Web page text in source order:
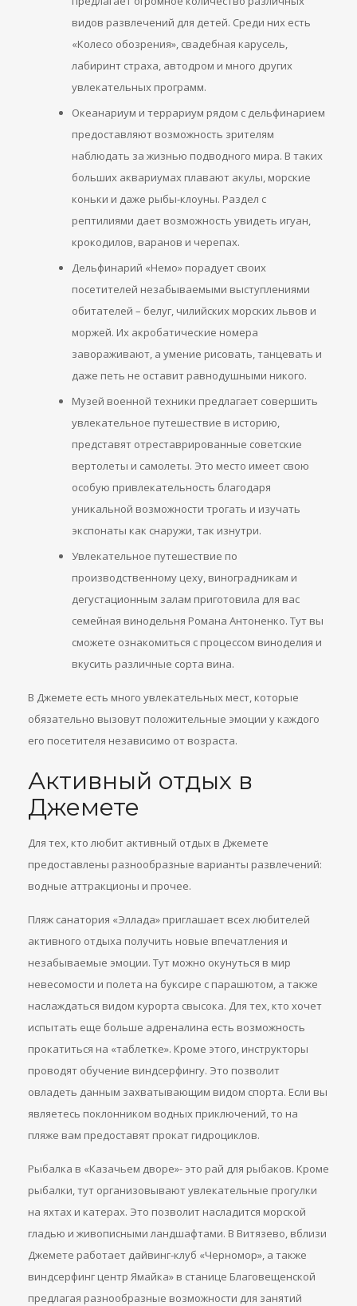
видов развлечений для детей. Среди них есть
«Колесо обозрения», свадебная карусель,
лабиринт страха, автодром и много других
увлекательных программ.
Океанариум и террариум рядом с дельфинарием
предоставляют возможность зрителям
наблюдать за жизнью подводного мира. В таких
больших аквариумах плавают акулы, морские
коньки и даже рыбы-клоуны. Раздел с
рептилиями дает возможность увидеть игуан,
крокодилов, варанов и черепах.
Дельфинарий «Немо» порадует своих
посетителей незабываемыми выступлениями
обитателей – белуг, чилийских морских львов и
моржей. Их акробатические номера
завораживают, а умение рисовать, танцевать и
даже петь не оставит равнодушными никого.
Музей военной техники предлагает совершить
увлекательное путешествие в историю,
представят отреставрированные советские
вертолеты и самолеты. Это место имеет свою
особую привлекательность благодаря
уникальной возможности трогать и изучать
экспонаты как снаружи, так изнутри.
Увлекательное путешествие по
производственному цеху, виноградникам и
дегустационным залам приготовила для вас
семейная винодельня Романа Антоненко. Тут вы
сможете ознакомиться с процессом виноделия и
вкусить различные сорта вина.
В Джемете есть много увлекательных мест, которые
обязательно вызовут положительные эмоции у каждого
его посетителя независимо от возраста.
Активный отдых в
Джемете
Для тех, кто любит активный отдых в Джемете
предоставлены разнообразные варианты развлечений:
водные аттракционы и прочее.
Пляж санатория «Эллада» приглашает всех любителей
активного отдыха получить новые впечатления и
незабываемые эмоции. Тут можно окунуться в мир
невесомости и полета на буксире с парашютом, а также
наслаждаться видом курорта свысока. Для тех, кто хочет
испытать еще больше адреналина есть возможность
прокатиться на «таблетке». Кроме этого, инструкторы
проводят обучение виндсерфингу. Это позволит
овладеть данным захватывающим видом спорта. Если вы
являетесь поклонником водных приключений, то на
пляже вам предоставят прокат гидроциклов.
Рыбалка в «Казачьем дворе»- это рай для рыбаков. Кроме
рыбалки, тут организовывают увлекательные прогулки
на яхтах и катерах. Это позволит насладится морской
гладью и живописными ландшафтами. В Витязево, вблизи
Джемете работает дайвинг-клуб «Черномор», а также
виндсерфинг центр Ямайка» в станице Благовещенской
предлагая разнообразные возможности для занятий